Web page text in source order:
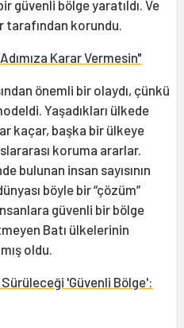
güvenli bölge yaratıldı. Ve
korundu.
Karar Vermesin"
önemli bir olaydı, çünkü
Yaşadıkları ülkede
kaçar, başka bir ülkeye
koruma ararlar.
bulunan insan sayısının
böyle bir “çözüm”
güvenli bir bölge
Batı ülkelerinin
oldu.
'Güvenli Bölge':